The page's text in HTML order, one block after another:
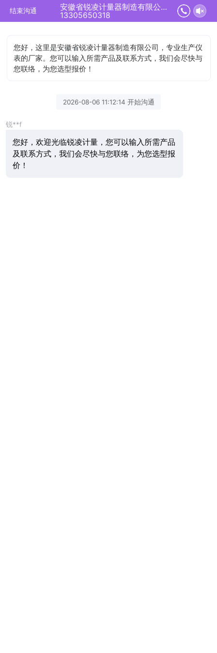
结束沟通
安徽省锐凌计量器制造有限公司正在为您服务
13305650318
您好，这里是安徽省锐凌计量器制造有限公司，专业生产仪
表的厂家。您可以输入所需产品及联系方式，我们会尽快与
您联络，为您选型报价！
2026-08-06 11:12:14 开始沟通
锐**f
您好，欢迎光临锐凌计量，您可以输入所需产品
及联系方式，我们会尽快与您联络，为您选型报
价！